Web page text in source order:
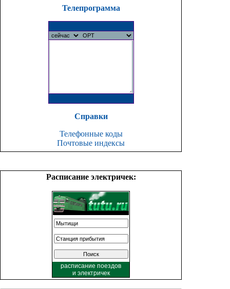
Телепрограмма
Справки
Телефонные коды
Почтовые индексы
Расписание электричек:
расписание поездов
и электричек